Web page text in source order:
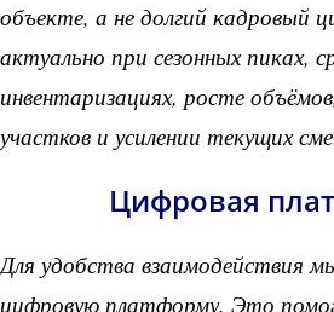
объекте, а не долгий кадровый
актуально при сезонных пиках,
инвентаризациях, росте
участков и усилении текущих
Цифровая
Для удобства взаимодействия
цифровую платформу. Это